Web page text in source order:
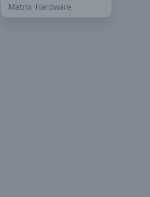
Matrix-Hardware